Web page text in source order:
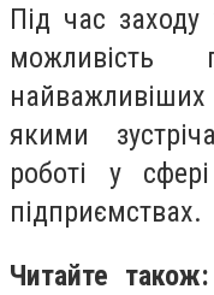
Під час
можливість
якими
роботі у
підприємствах.
Читайте також: